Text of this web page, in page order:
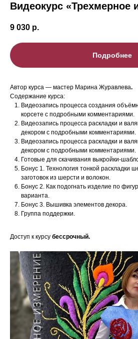
Видеокурс «Трехмерное
9 030 р.
Подробнее
Автор курса — мастер Марина Журавлева.
Содержание курса:
Видеозапись процесса создания
корсете с подробными комментариями.
Видеозапись процесса раскладки и
декором с подробными комментариями.
Видеозапись процесса раскладки и
декором с подробными комментариями.
Готовые для скачивания выкройки-
Бонус 1. Технология тонкой раскладки
заготовок из шерсти и волокон.
Бонус 2. Как подогнать изделие по
варианта.
Бонус 3. Вышивка элементов декора.
Группа поддержки.
Доступ к курсу бессрочный.